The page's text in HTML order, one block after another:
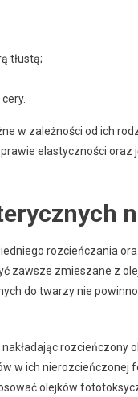
tłustą;
w zależności od ich
elastyczności oraz
rozcieńczania
zawsze zmieszane z
do twarzy nie
rozcieńczony
w ich nierozcieńczonej
olejków